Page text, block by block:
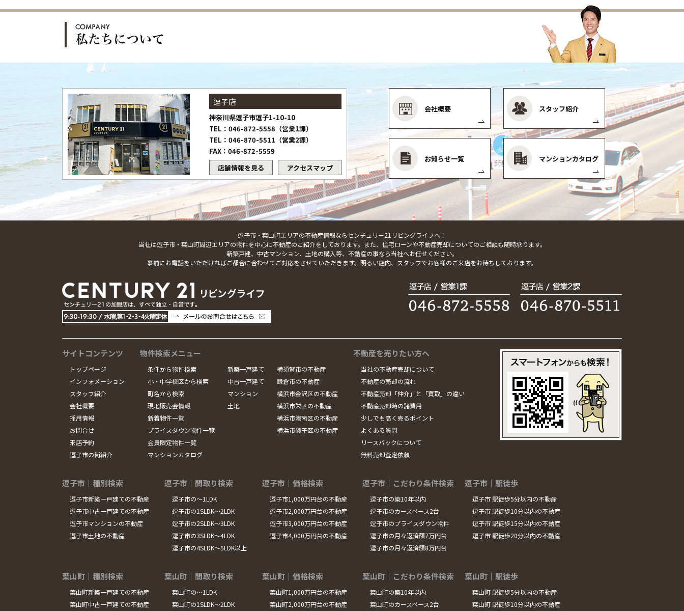
逗子店
神奈川県逗子市逗子1-10-10
TEL：046-872-5558（営業1課）
TEL：046-870-5511（営業2課）
FAX：046-872-5559
店舗情報を見る
アクセスマップ
会社概要 スタッフ紹介
お知らせ一覧 マンションカタログ
逗子市・葉山町エリアの不動産情報ならセンチュリー21リビングライフへ！
当社は逗子市・葉山町周辺エリアの物件を中心に不動産のご紹介をしております。また、住宅ローンや不動産売却についてのご相談も随時承ります。
新築戸建、中古マンション、土地の購入等、不動産の事なら当社へお任せください。
事前にお電話をいただければご都合に合わせてご対応をさせていただきます。明るい店内、スタッフでお客様のご来店をお待ちしております。
サイトコンテンツ
トップページ
インフォメーション
スタッフ紹介
会社概要
採用情報
お問合せ
来店予約
逗子市の街紹介
物件検索メニュー
条件から物件検索
小・中学校区から検索
町名から検索
現地販売会情報
新着物件一覧
プライスダウン物件一覧
会員限定物件一覧
マンションカタログ
新築一戸建て
中古一戸建て
マンション
土地
横須賀市の不動産
鎌倉市の不動産
横浜市金沢区の不動産
横浜市栄区の不動産
横浜市港南区の不動産
横浜市磯子区の不動産
不動産を売りたい方へ
当社の不動産売却について
不動産の売却の流れ
不動産売却「仲介」と「買取」の違い
不動産売却時の諸費用
少しでも高く売るポイント
よくある質問
リースバックについて
無料売却査定依頼
逗子市｜種別検索
逗子市新築一戸建ての不動産
逗子市中古一戸建ての不動産
逗子市マンションの不動産
逗子市土地の不動産
逗子市｜間取り検索
逗子市の～1LDK
逗子市の1SLDK～2LDK
逗子市の2SLDK～3LDK
逗子市の3SLDK～4LDK
逗子市の4SLDK～5LDK以上
逗子市｜価格検索
逗子市1,000万円台の不動産
逗子市2,000万円台の不動産
逗子市3,000万円台の不動産
逗子市4,000万円台の不動産
逗子市｜こだわり条件検索
逗子市の築10年以内
逗子市のカースペース2台
逗子市のプライスダウン物件
逗子市の月々返済額7万円台
逗子市の月々返済額8万円台
逗子市｜駅徒歩
逗子市 駅徒歩5分以内の不動産
逗子市 駅徒歩10分以内の不動産
逗子市 駅徒歩15分以内の不動産
逗子市 駅徒歩20分以内の不動産
葉山町｜種別検索
葉山町新築一戸建ての不動産
葉山町中古一戸建ての不動産
葉山町｜間取り検索
葉山町の～1LDK
葉山町の1SLDK～2LDK
葉山町｜価格検索
葉山町1,000万円台の不動産
葉山町2,000万円台の不動産
葉山町｜こだわり条件検索
葉山町の築10年以内
葉山町のカースペース2台
葉山町｜駅徒歩
葉山町 駅徒歩5分以内の不動産
葉山町 駅徒歩10分以内の不動産